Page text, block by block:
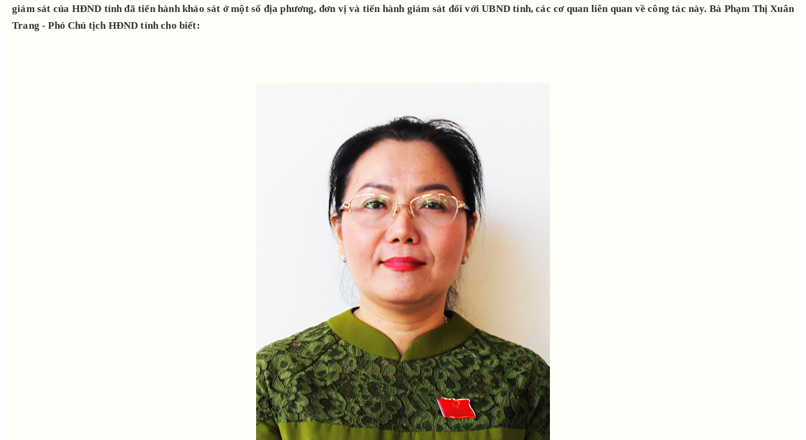
giám sát của HĐND tỉnh đã tiến hành khảo sát ở một số địa phương, đơn vị và tiến hành giám sát đối với UBND tỉnh, các cơ quan liên quan về công tác này. Bà Phạm Thị Xuân
Trang - Phó Chủ tịch HĐND tỉnh cho biết: